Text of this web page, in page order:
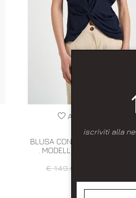
Aggiungi alla
LIVIANA CONTI
BLUSA CON DRAPPEGGIO
. MODELLO : AGLAIA.
€ 149.00
iscriviti alla